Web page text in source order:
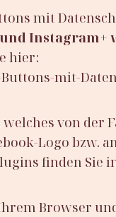
mit
hier:
mit-
welches von der
Logo bzw.
finden
Browser